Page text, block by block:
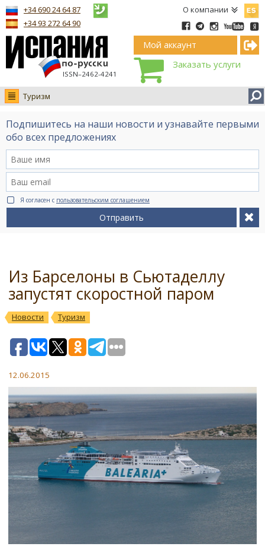
О компании
ISSN–2462-4241
+34 690 24 64 87
+34 93 272 64 90
Мой аккаунт
Заказать услуги
Туризм
Новости
Интервью
Видео Ruso.TV
BCN life
Сервис на немецком
Подпишитесь на наши новости и узнавайте первыми
обо всех предложениях
Я согласен с пользовательским соглашением
Отправить
Из Барселоны в Сьютаделлу
запустят скоростной паром
Новости Туризм
12.06.2015